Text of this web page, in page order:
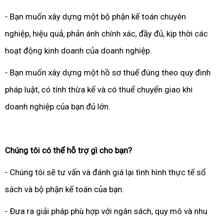
- Bạn muốn xây dựng một bộ phận kế toán chuyên
nghiệp, hiệu quả, phản ánh chính xác, đầy đủ, kịp thời các
hoạt động kinh doanh của doanh nghiệp.
- Bạn muốn xây dựng một hồ sơ thuế đúng theo quy đinh
pháp luật, có tính thừa kế và có thuể chuyển giao khi
doanh nghiệp của bạn đủ lớn.
Chúng tôi có thể hỗ trợ gì cho bạn?
- Chúng tôi sẽ tư vấn và đánh giá lại tình hình thực tế sổ
sách và bộ phận kế toán của bạn.
- Đưa ra giải pháp phù hợp với ngân sách, quy mô và nhu